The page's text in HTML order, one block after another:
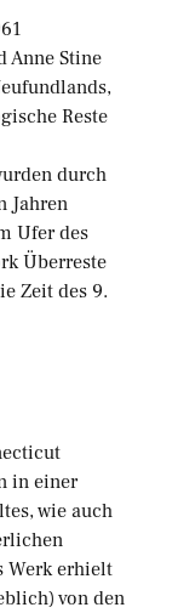
Anne Stine
Reste
durch
Jahren
Ufer des
Überreste
Zeit des 9.
in einer
wie auch
Werk erhielt
von den